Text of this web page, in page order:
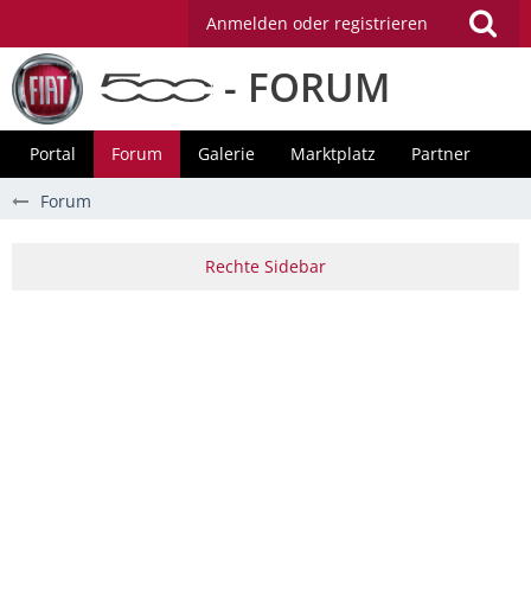
Anmelden oder registrieren
- FORUM
Portal Forum Galerie Marktplatz Partner
Forum